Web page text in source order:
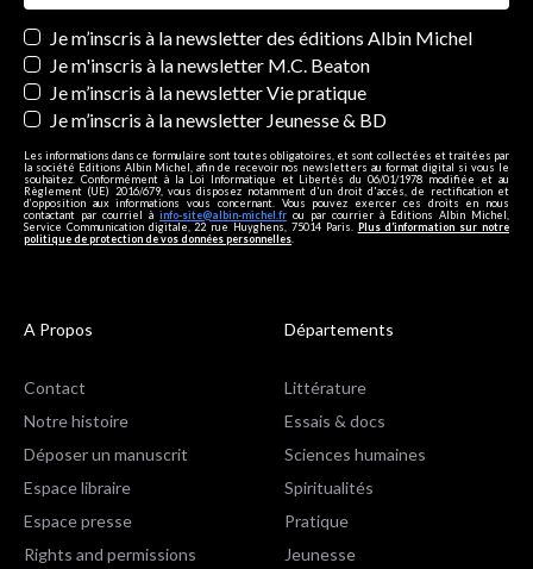
Newsletters
Je m’inscris à la newsletter des éditions Albin Michel
Je m'inscris à la newsletter M.C. Beaton
Je m’inscris à la newsletter Vie pratique
Je m’inscris à la newsletter Jeunesse & BD
Les informations dans ce formulaire sont toutes obligatoires, et sont collectées et traitées par
la société Editions Albin Michel, afin de recevoir nos newsletters au format digital si vous le
souhaitez. Conformément à la Loi Informatique et Libertés du 06/01/1978 modifiée et au
Règlement (UE) 2016/679, vous disposez notamment d'un droit d'accès, de rectification et
d’opposition aux informations vous concernant. Vous pouvez exercer ces droits en nous
contactant par courriel à info-site@albin-michel.fr ou par courrier à Editions Albin Michel,
Service Communication digitale, 22 rue Huyghens, 75014 Paris. Plus d’information sur notre
politique de protection de vos données personnelles
A Propos
Contact
Notre histoire
Déposer un manuscrit
Espace libraire
Espace presse
Rights and permissions
Départements
Littérature
Essais & docs
Sciences humaines
Spiritualités
Pratique
Jeunesse